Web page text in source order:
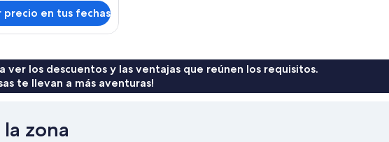
precio en tus fechas
ver los descuentos y las ventajas que reúnen los requisitos.
te llevan a más aventuras!
zona